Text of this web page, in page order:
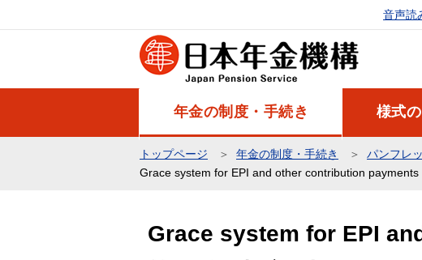
の
音声読
年金の制度・手続き 様式
トップページ 年金の制度・手続き パンフレ
Grace system for EPI and other contribution payments
Grace system for EPI